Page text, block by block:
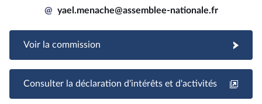
@ yael.menache@assemblee-nationale.fr
Voir la commission
Consulter la déclaration d'intérêts et d'activités